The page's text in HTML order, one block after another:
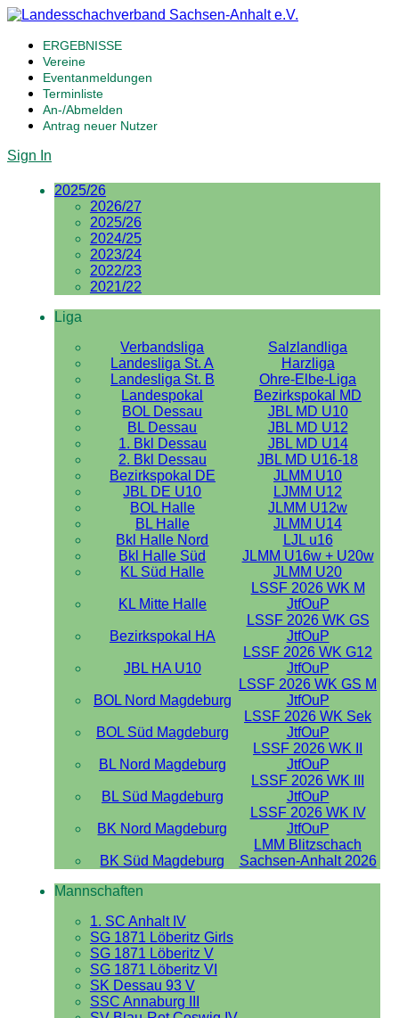
ERGEBNISSE
Vereine
Eventanmeldungen
Terminliste
An-/Abmelden
Antrag neuer Nutzer
Sign In
2025/26
2026/27
2025/26
2024/25
2023/24
2022/23
2021/22
Liga
Verbandsliga
Salzlandliga
Landesliga St. A
Harzliga
Landesliga St. B
Ohre-Elbe-Liga
Landespokal
Bezirkspokal MD
BOL Dessau
JBL MD U10
BL Dessau
JBL MD U12
1. Bkl Dessau
JBL MD U14
2. Bkl Dessau
JBL MD U16-18
Bezirkspokal DE
JLMM U10
JBL DE U10
LJMM U12
BOL Halle
JLMM U12w
BL Halle
JLMM U14
Bkl Halle Nord
LJL u16
Bkl Halle Süd
JLMM U16w + U20w
KL Süd Halle
JLMM U20
KL Mitte Halle
LSSF 2026 WK M
JtfOuP
Bezirkspokal HA
LSSF 2026 WK GS
JtfOuP
JBL HA U10
LSSF 2026 WK G12
JtfOuP
BOL Nord Magdeburg
LSSF 2026 WK GS M
JtfOuP
BOL Süd Magdeburg
LSSF 2026 WK Sek
JtfOuP
BL Nord Magdeburg
LSSF 2026 WK II
JtfOuP
BL Süd Magdeburg
LSSF 2026 WK III
JtfOuP
BK Nord Magdeburg
LSSF 2026 WK IV
JtfOuP
BK Süd Magdeburg
LMM Blitzschach
Sachsen-Anhalt 2026
Mannschaften
1. SC Anhalt IV
SG 1871 Löberitz Girls
SG 1871 Löberitz V
SG 1871 Löberitz VI
SK Dessau 93 V
SSC Annaburg III